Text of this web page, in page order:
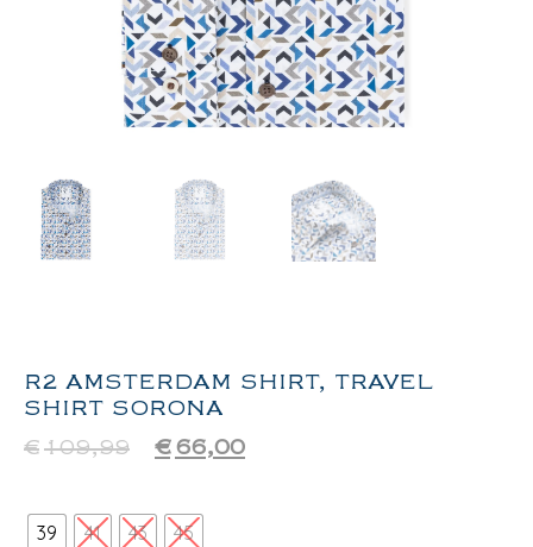
R2 AMSTERDAM SHIRT, TRAVEL
SHIRT SORONA
€109,99 € 66,00
39 41 43 45